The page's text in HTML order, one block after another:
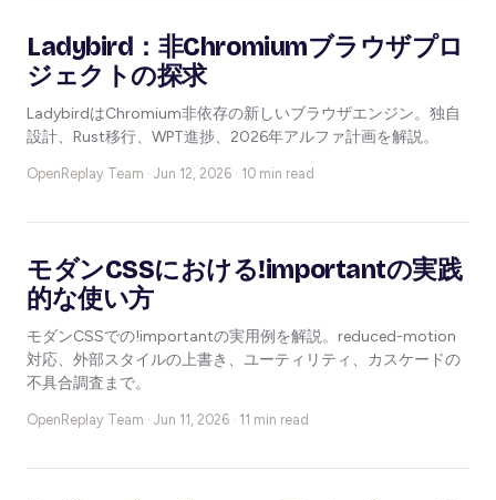
Ladybird：非Chromiumブラウザプロ
ジェクトの探求
LadybirdはChromium非依存の新しいブラウザエンジン。独自
設計、Rust移行、WPT進捗、2026年アルファ計画を解説。
OpenReplay Team · Jun 12, 2026 · 10 min read
モダンCSSにおける!importantの実践
的な使い方
モダンCSSでの!importantの実用例を解説。reduced-motion
対応、外部スタイルの上書き、ユーティリティ、カスケードの
不具合調査まで。
OpenReplay Team · Jun 11, 2026 · 11 min read